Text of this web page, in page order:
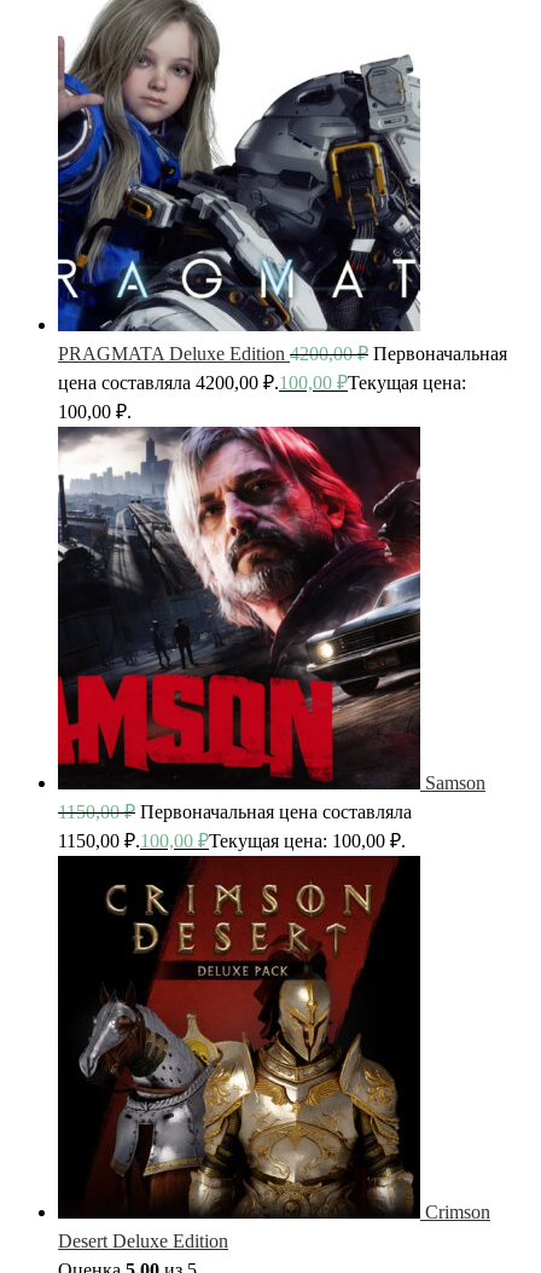
PRAGMATA Deluxe Edition 4200,00₽ Первоначальная
цена составляла 4200,00 ₽.100,00 ₽Текущая цена:
100,00 ₽.
Samson
1150,00₽ Первоначальная цена составляла
1150,00 ₽.100,00 ₽Текущая цена: 100,00 ₽.
Crimson
Desert Deluxe Edition